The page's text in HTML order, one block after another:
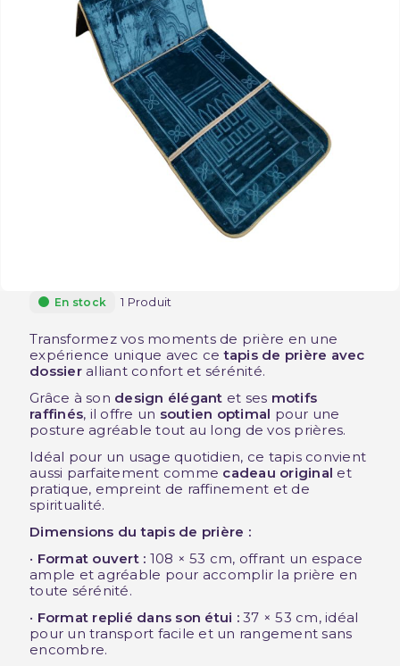
En stock 1 Produit
Transformez vos moments de prière en une
expérience unique avec cetapis de prière avec
dossieralliant confort et sérénité.
Grâce à son design élégant et ses motifs
raffinés, il offre un soutien optimal pour une
posture agréable tout au long de vos prières.
Idéal pour un usage quotidien, ce tapis convient
aussi parfaitement comme cadeau original et
pratique, empreint de raffinement et de
spiritualité.
Dimensions du tapis de prière :
• Format ouvert : 108 × 53 cm, offrant un espace
ample et agréable pour accomplir la prière en
toute sérénité.
• Format replié dans son étui :37 × 53 cm, idéal
pour un transport facile et un rangement sans
encombre.